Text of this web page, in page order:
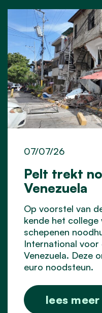
Pelt trekt
Venezuela
07/07/26
Op voorstel van
kende het college
schepenen
International voor
Venezuela. Deze
euro noodsteun.
lees meer